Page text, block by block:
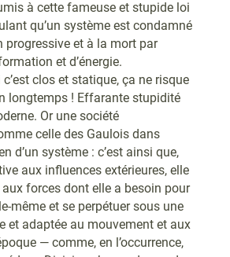
à cette fameuse et stupide loi
qu’un système est condamné
progressive et à la mort par
et d’énergie.
clos et statique, ça ne risque
longtemps ! Effarante stupidité
Or une société
celle des Gaulois dans
d’un système : c’est ainsi que,
aux influences extérieures, elle
forces dont elle a besoin pour
même et se perpétuer sous une
et adaptée au mouvement et aux
— comme, en l’occurrence,